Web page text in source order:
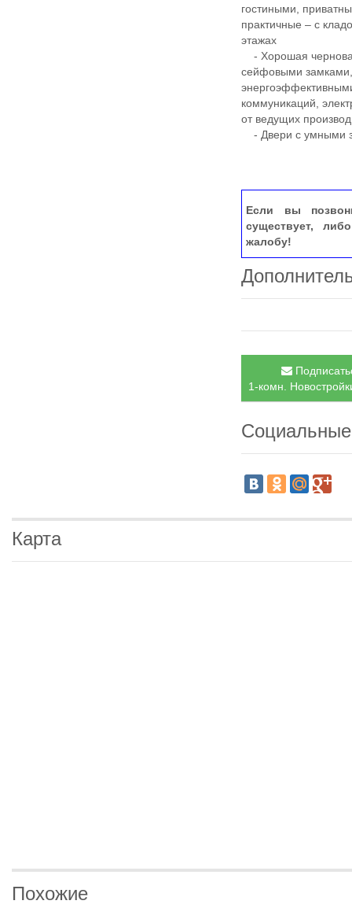
гостиными,
практичные – с
этажах
- Хорошая
сейфовыми
коммуникаций,
от ведущих
- Двери с умными
Если вы
существует,
жалобу!
1-комн.
Карта
Похожие